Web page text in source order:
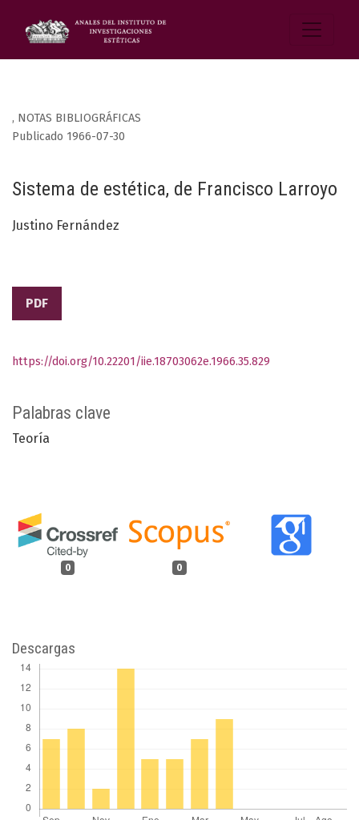
, NOTAS BIBLIOGRÁFICAS
Sistema de estética, de Francisco Larroyo
Publicado 1966-07-30
Justino Fernández
PDF
Palabras clave
Teoría
0 0
https://doi.org/10.22201/iie.18703062e.1966.35.829
Descargas